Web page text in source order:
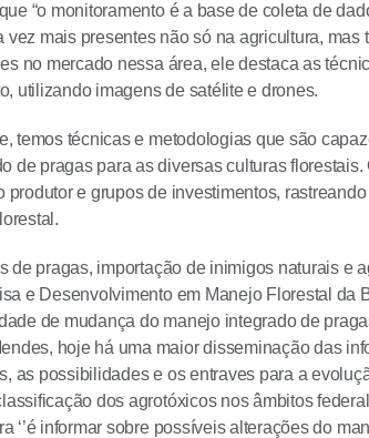
“o monitoramento é a base de coleta de
mais presentes não só na agricultura, mas
no mercado nessa área, ele destaca as
utilizando imagens de satélite e drones.
temos técnicas e metodologias que são
de pragas para as diversas culturas
produtor e grupos de investimentos,
de pragas, importação de inimigos naturais e
e Desenvolvimento em Manejo Florestal da
de mudança do manejo integrado de
hoje há uma maior disseminação das
as possibilidades e os entraves para a
dos agrotóxicos nos âmbitos
‘’é informar sobre possíveis alterações do